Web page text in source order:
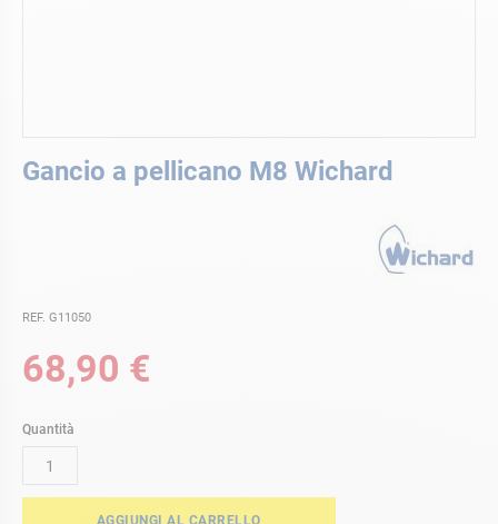
Gancio a pellicano M8 Wichard
REF. G11050
68,90 €
Quantità
AGGIUNGI AL CARRELLO
all'inizio